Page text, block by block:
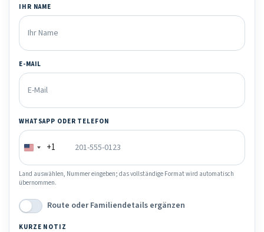
IHR NAME
E-MAIL
WHATSAPP ODER TELEFON
+1
Land auswählen, Nummer eingeben; das vollständige Format wird automatisch
übernommen.
Route oder Familiendetails ergänzen
KURZE NOTIZ